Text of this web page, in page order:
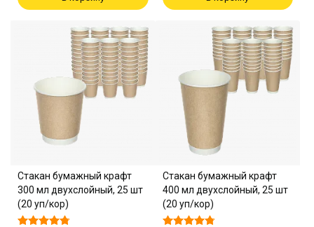
Стакан бумажный крафт
300 мл двухслойный, 25 шт
(20 уп/кор)
Стакан бумажный крафт
400 мл двухслойный, 25 шт
(20 уп/кор)